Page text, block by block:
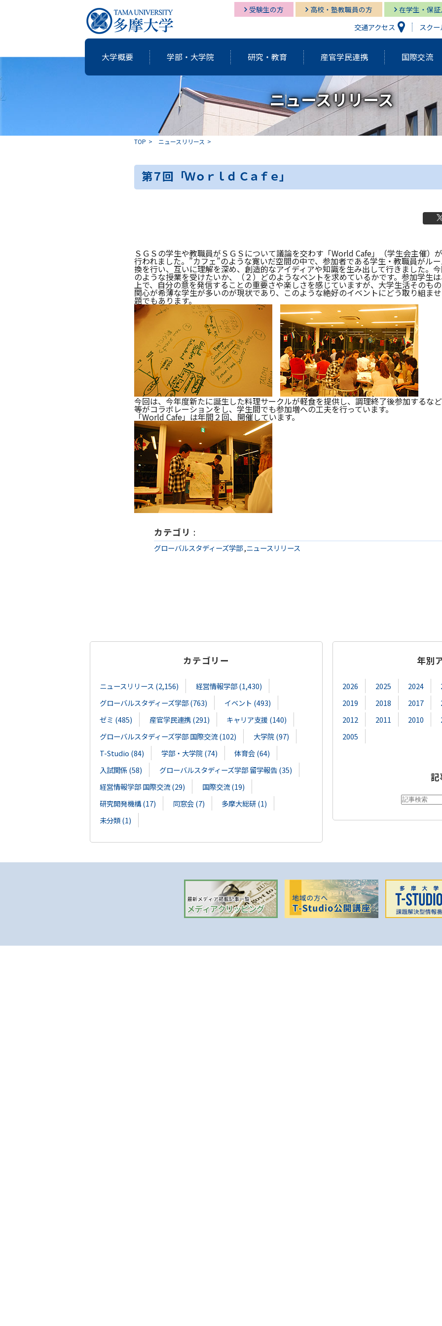
受験生の方 高校・塾教職員の方 在学生・保
交通アクセス スク
大学概要
大学概要
個性・特色「現代の志塾」 アジアダイナミズム ポリ
マネ
ハラスメント防止 情報公開 学生
その他の取り組み 補助金採択状況 ご寄
施設紹介 大学案内・広報誌
学校法人田村学園概要
多摩大ブランド 学園歌
学部・大学院
学部・大学院 経営情報学部
大学
研究・教育
研究・教育 研究開発機構 多摩
研究紀要（Tama蔵） 教育
アクティブ・ラーニングの多摩大 アクティブ・ラーニング発表祭
産官学民連携 国際交流
国際交流 経営情報学部 グロ
国際交流センター
就職支援 経営情報学部 経営
グローバルスタディーズ学部 グロ
図書館 多摩キャンパス図書館 湘南
多摩キャンパス メディア・サービス 湘南
ニュースリリース
TOP ニュースリリース
第７回 「Ｗｏｒｌｄ Ｃａｆｅ」
ＳＧＳの学生や教職員がＳＧＳについて議論を交わす「World Cafe」（学生会主催）
行われました。”カフェ”のような寛いだ空間の中で、参加者である学生・教職員がル
換を行い、互いに理解を深め、創造的なアイディアや知識を生み出して行きました。
のような授業を受けたいか、（２）どのようなベントを求めているかです。参加学生
上で、自分の意を発信することの重要さや楽しさを感じていますが、大学生活そのも
関心が希薄な学生が多いのが現状であり、このような絶好のイベントにどう取り組ま
題でもあります。
今回は、今年度新たに誕生した料理サークルが軽食を提供し、調理終了後参加するな
等がコラボレーションをし、学生間でも参加増への工夫を行っています。
「World Cafe」は年間２回、開催しています。
カテゴリ :
グローバルスタディーズ学部,ニュースリリース
カテゴリー
ニュースリリース (2,156)
経営情報学部 (1,430)
グローバルスタディーズ学部 (763)
イベント (493)
ゼミ (485)
産官学民連携 (291)
キャリア支援 (140)
グローバルスタディーズ学部 国際交流 (102)
大学院 (97)
T-Studio (84)
学部・大学院 (74)
体育会 (64)
入試関係 (58)
グローバルスタディーズ学部 留学報告 (35)
経営情報学部 国際交流 (29)
国際交流 (19)
研究開発機構 (17)
同窓会 (7)
多摩大総研 (1)
未分類 (1)
年別
2026 2025 2024
2019
2018 2017
2012
2011 2010
2005
記